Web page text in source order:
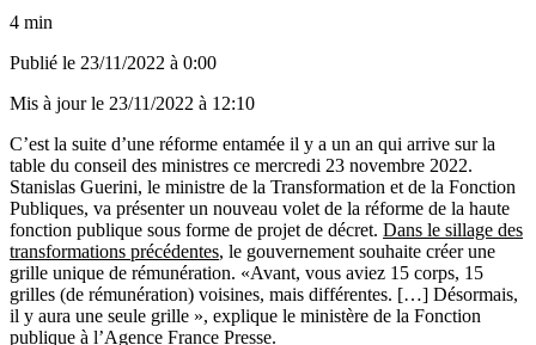
4 min
Publié le 23/11/2022 à 0:00
Mis à jour le 23/11/2022 à 12:10
C’est la suite d’une réforme entamée il y a un an qui arrive sur la
table du conseil des ministres ce mercredi 23 novembre 2022.
Stanislas Guerini, le ministre de la Transformation et de la Fonction
Publiques, va présenter un nouveau volet de la réforme de la haute
fonction publique sous forme de projet de décret. Dans le sillage des
transformations précédentes, le gouvernement souhaite créer une
grille unique de rémunération. «Avant, vous aviez 15 corps, 15
grilles (de rémunération) voisines, mais différentes. […] Désormais,
il y aura une seule grille », explique le ministère de la Fonction
publique à l’Agence France Presse.